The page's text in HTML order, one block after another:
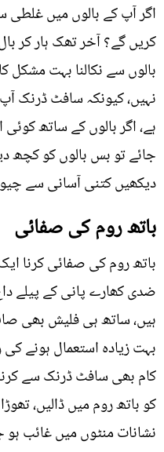
اگر آپ کے بالوں میں غلطی
کریں گے؟ آخر تھک ہار کر
بالوں سے نکالنا بہت مشکل
نہیں، کیونکہ سافٹ ڈرنک
ہے، اگر بالوں کے ساتھ
جائے تو بس بالوں کو کچھ
دیکھیں کتنی آسانی سے
باتھ روم کی صفائی
باتھ روم کی صفائی کرنا
ضدی کھارے پانی کے پیلے
ہیں، ساتھ ہی فلیش بھی
بہت زیادہ استعمال ہونے
کام بھی سافٹ ڈرنک سے
کو باتھ روم میں ڈالیں،
نشانات منٹوں میں غائب ہو